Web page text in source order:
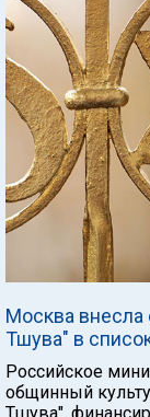
Москва внесла
Тшува" в
Российское
общинный
Тшува",